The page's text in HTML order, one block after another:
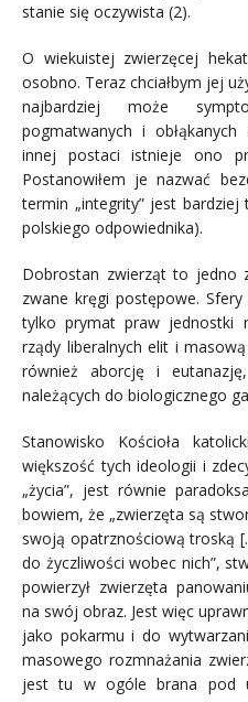
stanie się oczywista (2).
O wiekuistej zwierzęcej
osobno. Teraz chciałbym jej
najbardziej może
pogmatwanych i
innej postaci istnieje ono
Postanowiłem je nazwać
termin „integrity” jest bardziej
polskiego odpowiednika).
Dobrostan zwierząt to jedno
zwane kręgi postępowe.
tylko prymat praw jednostki
rządy liberalnych elit i
również aborcję i
należących do biologicznego
Stanowisko Kościoła
większość tych ideologii i
„życia”, jest równie
bowiem, że „zwierzęta są
swoją opatrznościową troską
do życzliwości wobec nich”,
powierzył zwierzęta
na swój obraz. Jest więc
jako pokarmu i do
masowego rozmnażania
jest tu w ogóle brana pod